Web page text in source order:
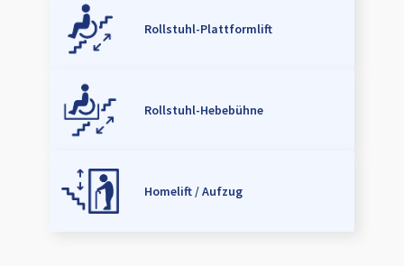
Rollstuhl-Plattformlift
Rollstuhl-Hebebühne
Homelift / Aufzug